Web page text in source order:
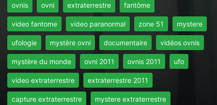
ovnis ovni extraterrestre fantôme
video fantome video paranormal zone 51 mystere
ufologie mystère ovni documentaire vidéos ovnis
mystère du monde ovni 2011 ovnis 2011 ufo
video extraterrestre extraterrestre 2011
capture extraterrestre mystere extraterrestre